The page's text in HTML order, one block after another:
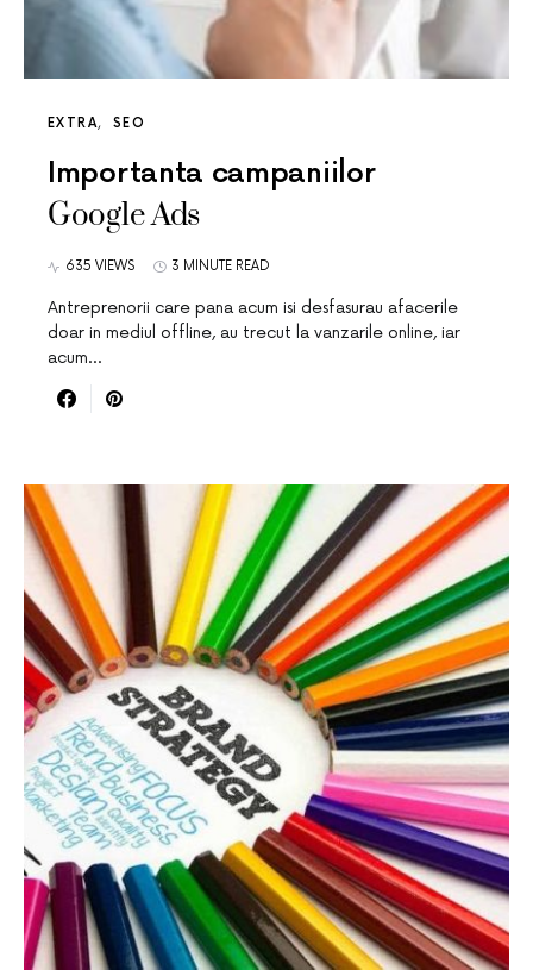
EXTRA SEO
Importanta campaniilor
Google Ads
635 VIEWS 3 MINUTE READ
Antreprenorii care pana acum isi desfasurau afacerile
doar in mediul offline, au trecut la vanzarile online, iar
acum…